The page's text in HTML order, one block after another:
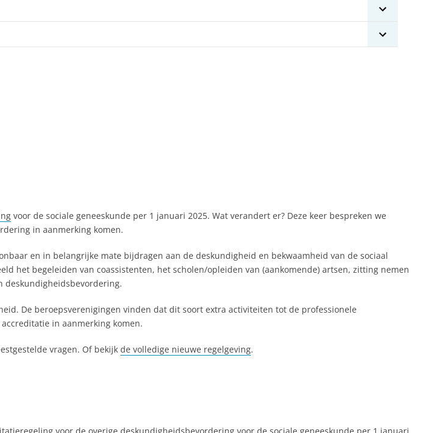
voor de sociale geneeskunde per 1 januari 2025. Wat verandert er? Deze keer bespreken we
in aanmerking komen.
en in belangrijke mate bijdragen aan de deskundigheid en bekwaamheid van de sociaal
het begeleiden van coassistenten, het scholen/opleiden van (aankomende) artsen, zitting nemen
deskundigheidsbevordering.
De beroepsverenigingen vinden dat dit soort extra activiteiten tot de professionele
in aanmerking komen.
vragen. Of bekijk de volledige nieuwe regelgeving.